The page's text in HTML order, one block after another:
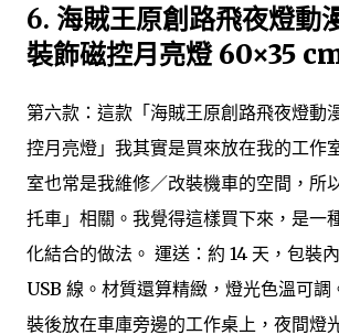
6. 海賊王原創路飛夜燈動
裝飾磁控月亮燈 60×35
第六款：這款「海賊王原創路飛夜燈動
控月亮燈」我其實是買來放在我的工作
室也常是我維修／改裝機車的空間，所
托車」相關。我覺得這樣買下來，是一
化結合的做法。 運送：約 14 天，包裝
USB 線。材質還算精緻，燈光色溫可調
裝後放在車庫旁邊的工作桌上，夜間燈